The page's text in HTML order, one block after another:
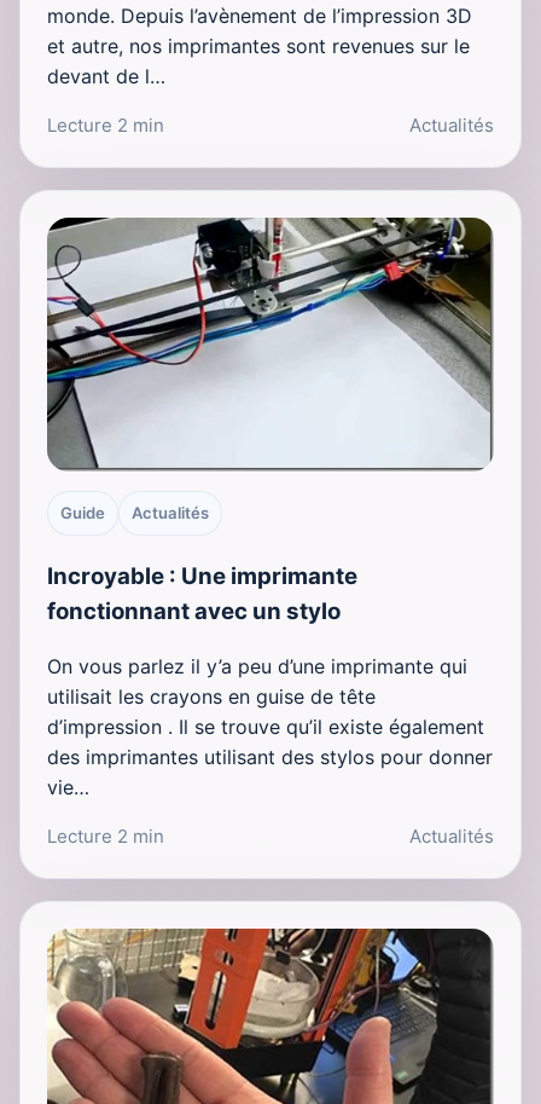
monde. Depuis l’avènement de l’impression 3D
et autre, nos imprimantes sont revenues sur le
devant de l…
Lecture 2 min Actualités
Guide Actualités
Incroyable : Une imprimante
fonctionnant avec un stylo
On vous parlez il y’a peu d’une imprimante qui
utilisait les crayons en guise de tête
d’impression . Il se trouve qu’il existe également
des imprimantes utilisant des stylos pour donner
vie…
Lecture 2 min Actualités